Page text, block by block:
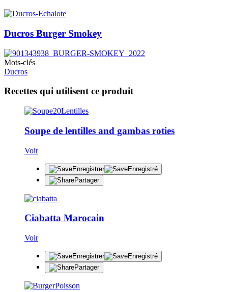
Ducros Burger Smokey
Mots-clés
Ducros
Recettes qui utilisent ce produit
Soupe de lentilles and gambas roties
Voir
Enregistrer
Enregistré
Partager
Ciabatta Marocain
Voir
Enregistrer
Enregistré
Partager